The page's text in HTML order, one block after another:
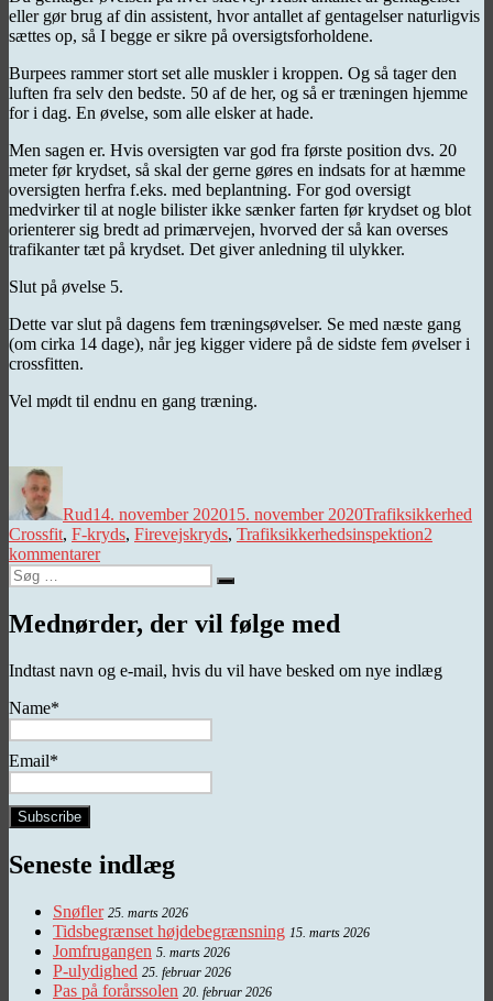
eller gør brug af din assistent, hvor antallet af gentagelser naturligvis
sættes op, så I begge er sikre på oversigtsforholdene.
Burpees rammer stort set alle muskler i kroppen. Og så tager den
luften fra selv den bedste. 50 af de her, og så er træningen hjemme
for i dag. En øvelse, som alle elsker at hade.
Men sagen er. Hvis oversigten var god fra første position dvs. 20
meter før krydset, så skal der gerne gøres en indsats for at hæmme
oversigten herfra f.eks. med beplantning. For god oversigt
medvirker til at nogle bilister ikke sænker farten før krydset og blot
orienterer sig bredt ad primærvejen, hvorved der så kan overses
trafikanter tæt på krydset. Det giver anledning til ulykker.
Slut på øvelse 5.
Dette var slut på dagens fem træningsøvelser. Se med næste gang
(om cirka 14 dage), når jeg kigger videre på de sidste fem øvelser i
crossfitten.
Vel mødt til endnu en gang træning.
Rud14. november 202015. november 2020Trafiksikkerhed
Crossfit, F-kryds, Firevejskryds, Trafiksikkerhedsinspektion2
kommentarertil
Crossfit
–
del
1
Søg
efter:
Søg
Mednørder, der vil følge med
Indtast navn og e-mail, hvis du vil have besked om nye indlæg
Name*
Email*
Seneste indlæg
Snøfler 25. marts 2026
Tidsbegrænset højdebegrænsning 15. marts 2026
Jomfrugangen 5. marts 2026
P-ulydighed 25. februar 2026
Pas på forårssolen 20. februar 2026